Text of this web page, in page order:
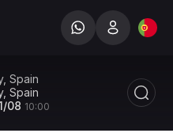
Spain
Spain
08 10:00